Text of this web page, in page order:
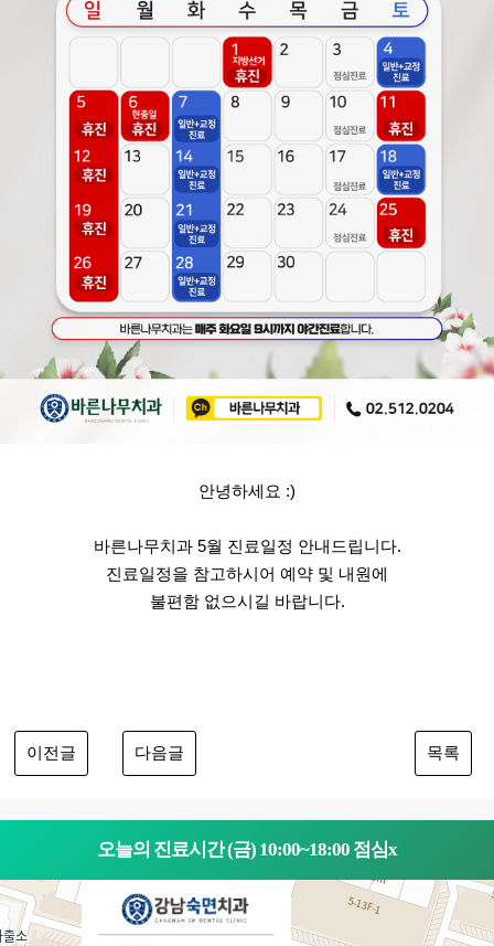
안녕하세요 :)
바른나무치과 5월 진료일정 안내드립니다.
진료일정을 참고하시어 예약 및 내원에
불편함 없으시길 바랍니다.
이전글 다음글 목록
오늘의 진료시간 (금) 10:00~18:00 점심x